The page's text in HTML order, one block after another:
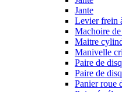
Jante
Levier frein
Machoire
Maitre
Manivelle
Paire de
Paire de
Panier roue